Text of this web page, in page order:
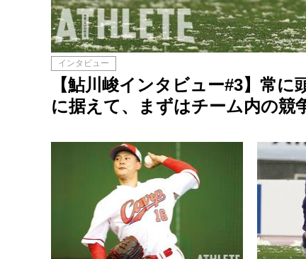
インタビュー
【鮎川峻インタビュー#3】常
に据えて、まずはチーム内の競